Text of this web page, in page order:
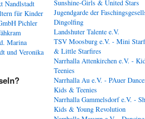
Nandlstadt
für Kinder
Pichler
Marina
und Veronika
Sunshine-Girls & United Stars
Jugendgarde der
Dingolfing
Landshuter Talente e.V.
TSV Moosburg e.V. - Mini
& Little Starfires
Narrhalla Attenkirchen e.V. -
Teenies
Narrhalla Au e.V. - PAuer
Kids & Teenies
Narrhalla Gammelsdorf e.V. -
Kids & Young Revolution